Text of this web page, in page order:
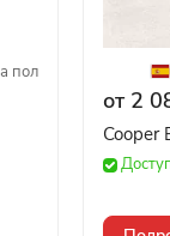
пол
от 2
Cooper